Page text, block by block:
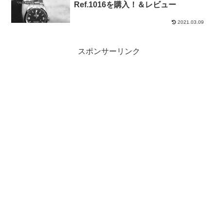
Ref.1016を購入！＆レビュー
2021.03.09
スポンサーリンク